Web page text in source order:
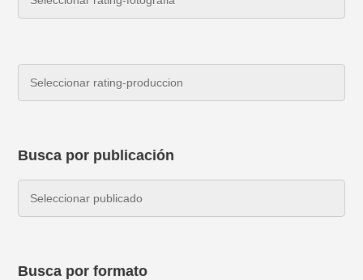
Busca por publicación
Busca por formato